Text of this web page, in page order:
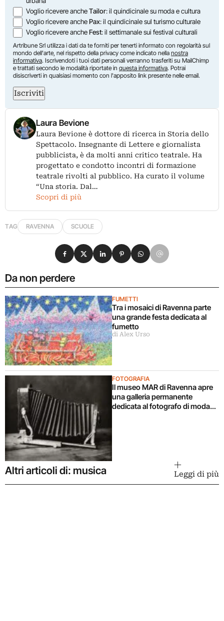
Voglio ricevere ancheTailor: il quindicinale su moda e cultura
Voglio ricevere anchePax: il quindicinale sul turismo culturale
Voglio ricevere ancheFest: il settimanale sui festival culturali
Artribune Srl utilizza i dati da te forniti per tenerti informato con regolarità sul
mondo dell'arte, nel rispetto della privacy come indicato nella nostra
informativa. Iscrivendoti i tuoi dati personali verranno trasferiti su MailChimp
e trattati secondo le modalità riportate in questa informativa. Potrai
disiscriverti in qualsiasi momento con l'apposito link presente nelle email.
Iscriviti
Laura Bevione
Laura Bevione è dottore di ricerca in Storia dello
Spettacolo. Insegnante di Lettere e giornalista
pubblicista, è da molti anni critico teatrale. Ha
progettato e condotto incontri di formazione
teatrale rivolti al pubblico. Ha curato il volume
“Una storia. Dal…
Scopri di più
TAG RAVENNA SCUOLE
Da non perdere
FUMETTI
Tra i mosaici di Ravenna parte
una grande festa dedicata al
fumetto
di Alex Urso
FOTOGRAFIA
Il museo MAR di Ravenna apre
una galleria permanente
dedicata al fotografo di moda
Condividi su Facebook
Condividi su X
Condividi su LinkedIn
Condividi su Pinterest
Condividi su WhatsApp
Condividi su Email
Altri articoli di: musica Leggi di più